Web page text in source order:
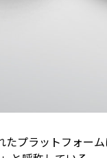
たプラットフォー